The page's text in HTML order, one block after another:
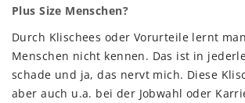
Plus Size Menschen?
Durch Klischees oder Vorurteile lernt
Menschen nicht kennen. Das ist in
schade und ja, das nervt mich. Diese
aber auch u.a. bei der Jobwahl oder